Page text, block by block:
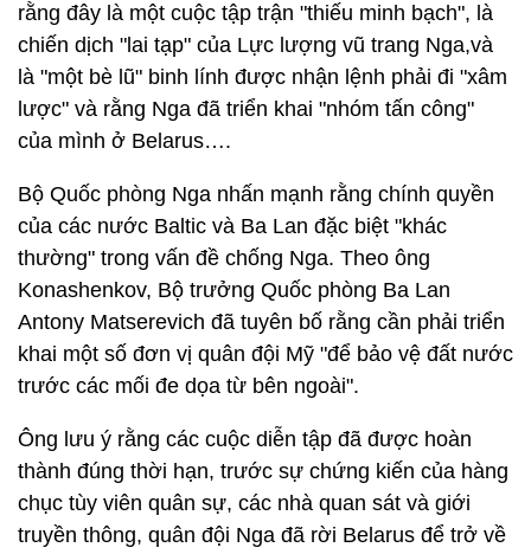
rằng đây là một cuộc tập trận "thiếu minh bạch", là
chiến dịch "lai tạp" của Lực lượng vũ trang Nga,và
là "một bè lũ" binh lính được nhận lệnh phải đi "xâm
lược" và rằng Nga đã triển khai "nhóm tấn công"
của mình ở Belarus….
Bộ Quốc phòng Nga nhấn mạnh rằng chính quyền
của các nước Baltic và Ba Lan đặc biệt "khác
thường" trong vấn đề chống Nga. Theo ông
Konashenkov, Bộ trưởng Quốc phòng Ba Lan
Antony Matserevich đã tuyên bố rằng cần phải triển
khai một số đơn vị quân đội Mỹ "để bảo vệ đất nước
trước các mối đe dọa từ bên ngoài".
Ông lưu ý rằng các cuộc diễn tập đã được hoàn
thành đúng thời hạn, trước sự chứng kiến của hàng
chục tùy viên quân sự, các nhà quan sát và giới
truyền thông, quân đội Nga đã rời Belarus để trở về